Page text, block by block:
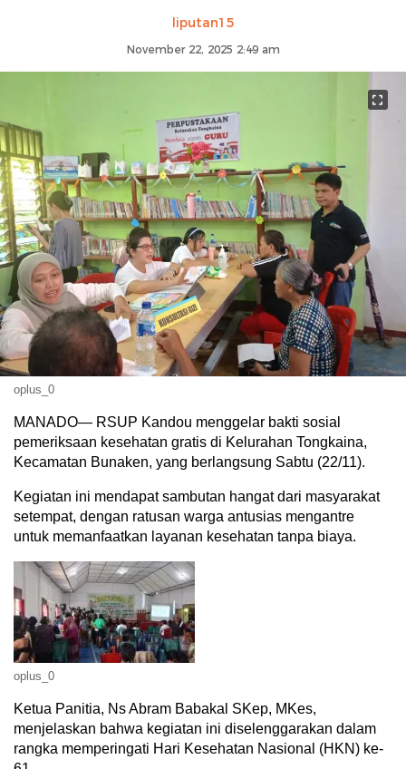
liputan15
November 22, 2025 2:49 am
oplus_0
MANADO— RSUP Kandou menggelar bakti sosial
pemeriksaan kesehatan gratis di Kelurahan Tongkaina,
Kecamatan Bunaken, yang berlangsung Sabtu (22/11).
Kegiatan ini mendapat sambutan hangat dari masyarakat
setempat, dengan ratusan warga antusias mengantre
untuk memanfaatkan layanan kesehatan tanpa biaya.
oplus_0
Ketua Panitia, Ns Abram Babakal SKep, MKes,
menjelaskan bahwa kegiatan ini diselenggarakan dalam
rangka memperingati Hari Kesehatan Nasional (HKN) ke-